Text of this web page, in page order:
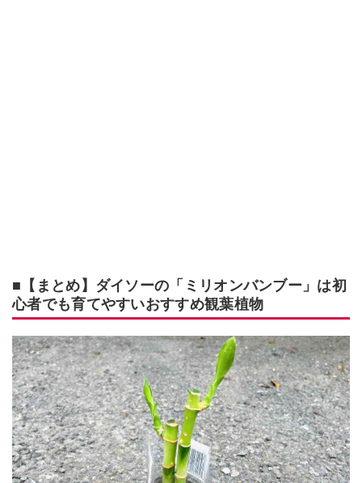
■【まとめ】ダイソーの「ミリオンバンブー」は初
心者でも育てやすいおすすめ観葉植物